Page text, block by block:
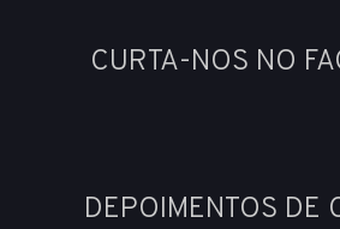
CURTA-NOS NO
DEPOIMENTOS DE